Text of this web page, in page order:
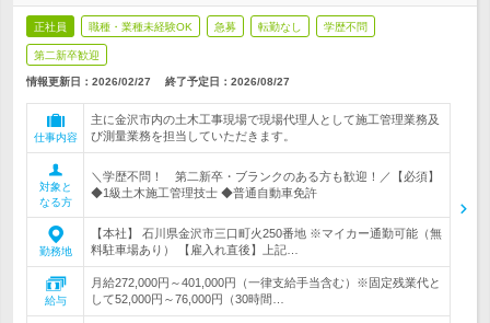
正社員 職種・業種未経験OK 急募 転勤なし 学歴不問
第二新卒歓迎
情報更新日：2026/02/27 終了予定日： 2026/08/27
仕事内容
主に金沢市内の土木工事現場で現場代理人として施工管理業務及
び測量業務を担当していただきます。
対象と
なる方
＼学歴不問！ 第二新卒・ブランクのある方も歓迎！／【必須】
◆1級土木施工管理技士 ◆普通自動車免許
勤務地
【本社】 石川県金沢市三口町火250番地 ※マイカー通勤可能（無
料駐車場あり） 【雇入れ直後】上記…
給与
月給272,000円～401,000円（一律支給手当含む）※固定残業代と
して52,000円～76,000円（30時間…